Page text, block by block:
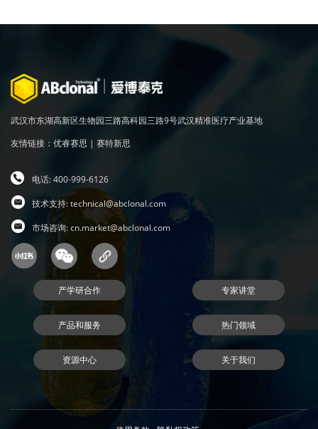
武汉市东湖高新区生物园三路高科园三路9号武汉精准医疗产业基地
友情链接： 优睿赛思 | 赛特新思
电话: 400-999-6126
技术支持:technical@abclonal.com
市场咨询:cn.market@abclonal.com
产学研合作 专家讲堂
产品和服务 热门领域
资源中心 关于我们